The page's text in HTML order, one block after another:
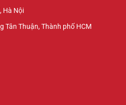
Hà Nội
Tân Thuận, Thành phố HCM